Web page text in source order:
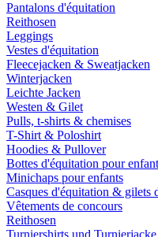
Pantalons d'équitation
Reithosen
Leggings
Vestes d'équitation
Fleecejacken & Sweatjacken
Winterjacken
Leichte Jacken
Westen & Gilet
Pulls, t-shirts & chemises
T-Shirt & Poloshirt
Hoodies & Pullover
Bottes d'équitation pour
Minichaps pour enfants
Casques d'équitation & gilets
Vêtements de concours
Reithosen